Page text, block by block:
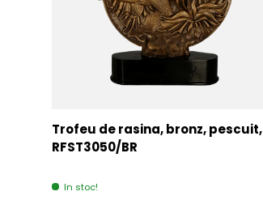
Trofeu de rasina, bronz, pescuit,
RFST3050/BR
In stoc!